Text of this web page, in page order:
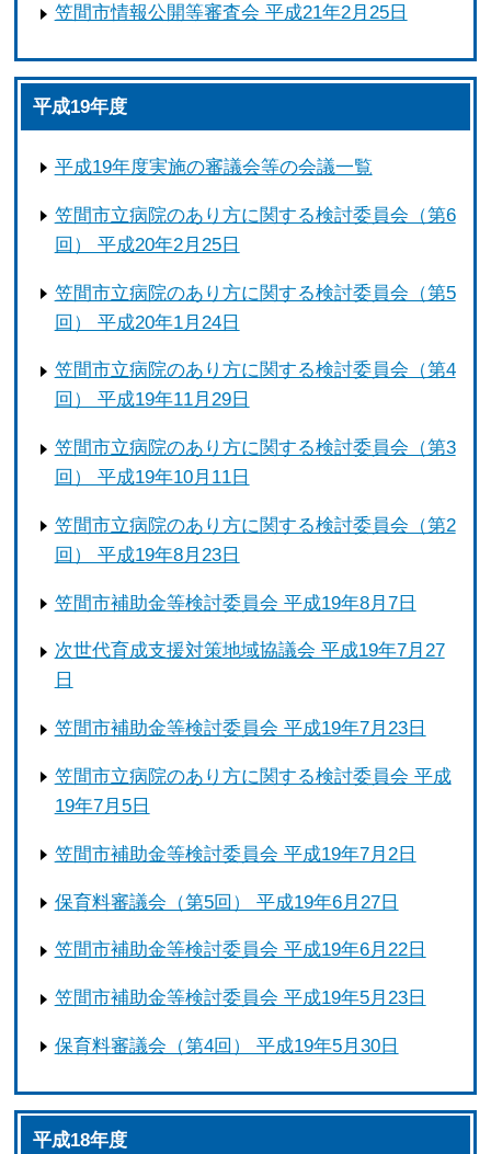
笠間市情報公開等審査会 平成21年2月25日
平成19年度
平成19年度実施の審議会等の会議一覧
笠間市立病院のあり方に関する検討委員会（第6
回） 平成20年2月25日
笠間市立病院のあり方に関する検討委員会（第5
回） 平成20年1月24日
笠間市立病院のあり方に関する検討委員会（第4
回） 平成19年11月29日
笠間市立病院のあり方に関する検討委員会（第3
回） 平成19年10月11日
笠間市立病院のあり方に関する検討委員会（第2
回） 平成19年8月23日
笠間市補助金等検討委員会 平成19年8月7日
次世代育成支援対策地域協議会 平成19年7月27
日
笠間市補助金等検討委員会 平成19年7月23日
笠間市立病院のあり方に関する検討委員会 平成
19年7月5日
笠間市補助金等検討委員会 平成19年7月2日
保育料審議会（第5回） 平成19年6月27日
笠間市補助金等検討委員会 平成19年6月22日
笠間市補助金等検討委員会 平成19年5月23日
保育料審議会（第4回） 平成19年5月30日
平成18年度